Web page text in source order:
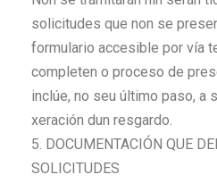
solicitudes que non se
formulario accesible por vía
completen o proceso de
inclúe, no seu último paso, a
xeración dun resgardo.
5. DOCUMENTACIÓN QUE
SOLICITUDES